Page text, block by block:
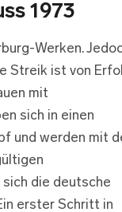
1973
Werken.
Streik ist von
mit
sich in einen
und werden mit
die deutsche
erster Schritt in